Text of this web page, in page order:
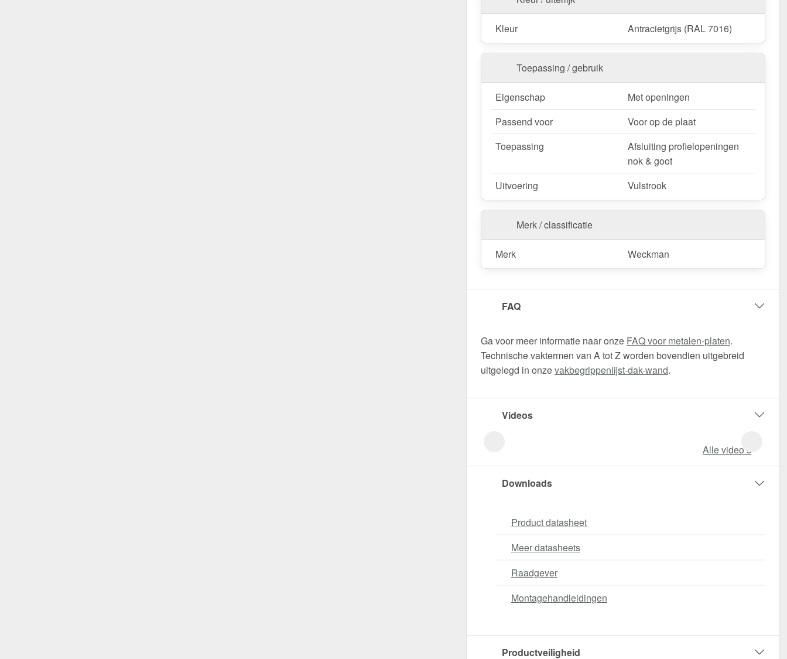
Kleur Antracietgrijs (RAL 7016)
Toepassing / gebruik
Eigenschap
Met openingen
Passend voor
Voor op de plaat
Toepassing
Afsluiting profielopeningen
nok & goot
Uitvoering
Vulstrook
Merk / classificatie
Merk Weckman
FAQ
Ga voor meer informatie naar onze FAQ voor metalen-platen.
Technische vaktermen van A tot Z worden bovendien uitgebreid
uitgelegd in onzevakbegrippenlijst-dak-wand.
Videos
Alle video‘s
Downloads
Product datasheet
Meer datasheets
Raadgever
Montagehandleidingen
Productveiligheid